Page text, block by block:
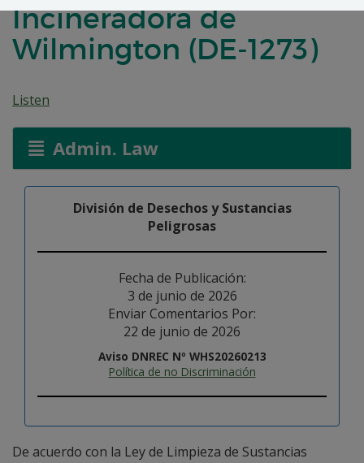
Incineradora de
Wilmington (DE-1273)
Listen
Admin. Law
División de Desechos y Sustancias
Peligrosas
Fecha de Publicación:
3 de junio de 2026
Enviar Comentarios Por:
22 de junio de 2026
Aviso DNREC Nº WHS20260213
Política de no Discriminación
De acuerdo con la Ley de Limpieza de Sustancias